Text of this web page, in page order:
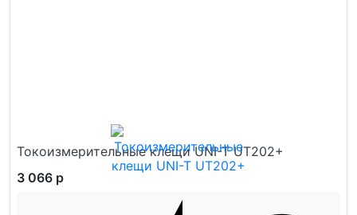
Токоизмерительные клещи UNI-T UT202+
3 066 р